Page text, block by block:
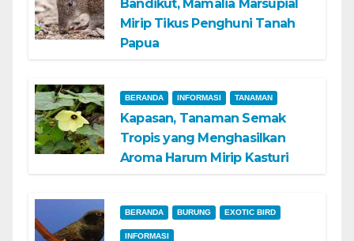
Bandikut, Mamalia Marsupial
Mirip Tikus Penghuni Tanah
Papua
BERANDA INFORMASI TANAMAN
Kapasan, Tanaman Semak
Tropis yang Menghasilkan
Aroma Harum Mirip Kasturi
BERANDA BURUNG EXOTIC BIRD
INFORMASI